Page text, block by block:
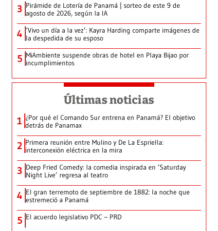
3 Pirámide de Lotería de Panamá | sorteo de este 9 de
agosto de 2026, según la IA
4 ‘Vivo un día a la vez’: Kayra Harding comparte imágenes de
la despedida de su esposo
5 MiAmbiente suspende obras de hotel en Playa Bijao por
incumplimientos
Últimas noticias
1 ¿Por qué el Comando Sur entrena en Panamá? El objetivo
detrás de Panamax
2 Primera reunión entre Mulino y De La Espriella:
interconexión eléctrica en la mira
3 Deep Fried Comedy: la comedia inspirada en ‘Saturday
Night Live’ regresa al teatro
4 El gran terremoto de septiembre de 1882: la noche que
estremeció a Panamá
5 El acuerdo legislativo PDC – PRD